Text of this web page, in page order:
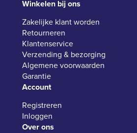
Winkelen bij ons
Zakelijke klant worden
Retourneren
Klantenservice
Verzending & bezorging
Algemene voorwaarden
Garantie
Account
Registreren
Inloggen
Over ons